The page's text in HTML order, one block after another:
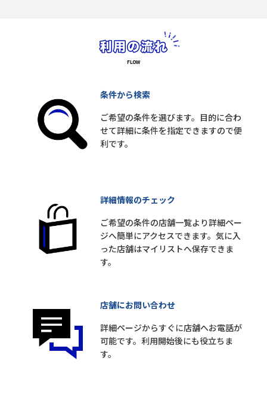
条件から検索
ご希望の条件を選びます。目的に合わ
せて詳細に条件を指定できますので便
利です。
詳細情報のチェック
ご希望の条件の店舗一覧より詳細ペー
ジへ簡単にアクセスできます。気に入
った店舗はマイリストへ保存できま
す。
店舗にお問い合わせ
詳細ページからすぐに店舗へお電話が
可能です。利用開始後にも役立ちま
す。